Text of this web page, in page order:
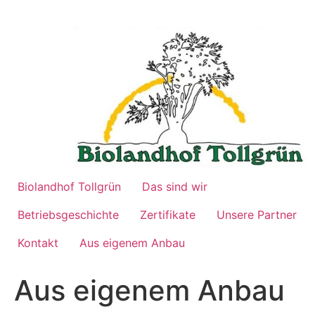
Biolandhof Tollgrün
Das sind wir
Betriebsgeschichte
Zertifikate
Unsere Partner
Kontakt
Aus eigenem Anbau
Aus eigenem Anbau